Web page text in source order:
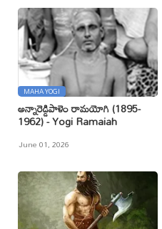
MAHA YOGI
అన్నారెడ్డిపాళెం రామయోగి (1895-
1962) - Yogi Ramaiah
June 01, 2026